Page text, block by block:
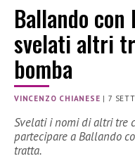
Ballando con
svelati altri
bomba
VINCENZO CHIANESE |7
Svelati i nomi di altri tre
partecipare a Ballando
tratta.